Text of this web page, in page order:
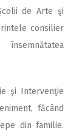
de Arte şi
consilier
şi Intervenţie
făcând
din familie.